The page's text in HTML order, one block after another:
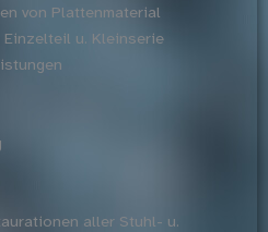
von Plattenmaterial
Einzelteil u. Kleinserie
aller Stuhl- u.